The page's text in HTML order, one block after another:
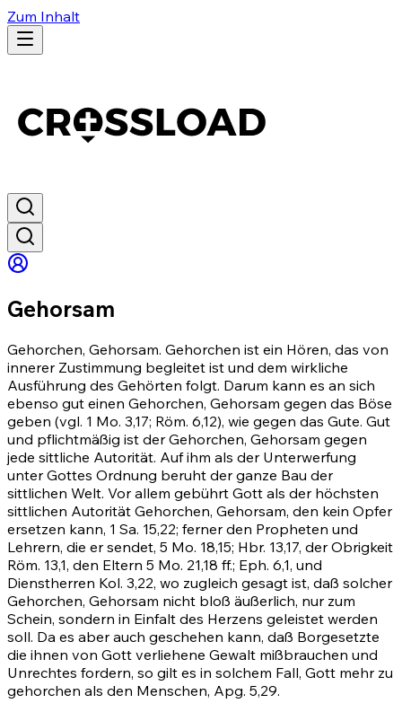
Zum Inhalt
Gehorsam
Gehorchen, Gehorsam. Gehorchen ist ein Hören, das von
innerer Zustimmung begleitet ist und dem wirkliche
Ausführung des Gehörten folgt. Darum kann es an sich
ebenso gut einen Gehorchen, Gehorsam gegen das Böse
geben (vgl. 1 Mo. 3,17; Röm. 6,12), wie gegen das Gute. Gut
und pflichtmäßig ist der Gehorchen, Gehorsam gegen
jede sittliche Autorität. Auf ihm als der Unterwerfung
unter Gottes Ordnung beruht der ganze Bau der
sittlichen Welt. Vor allem gebührt Gott als der höchsten
sittlichen Autorität Gehorchen, Gehorsam, den kein Opfer
ersetzen kann, 1 Sa. 15,22; ferner den Propheten und
Lehrern, die er sendet, 5 Mo. 18,15; Hbr. 13,17, der Obrigkeit
Röm. 13,1, den Eltern 5 Mo. 21,18 ff.; Eph. 6,1, und
Dienstherren Kol. 3,22, wo zugleich gesagt ist, daß solcher
Gehorchen, Gehorsam nicht bloß äußerlich, nur zum
Schein, sondern in Einfalt des Herzens geleistet werden
soll. Da es aber auch geschehen kann, daß Borgesetzte
die ihnen von Gott verliehene Gewalt mißbrauchen und
Unrechtes fordern, so gilt es in solchem Fall, Gott mehr zu
gehorchen als den Menschen, Apg. 5,29.